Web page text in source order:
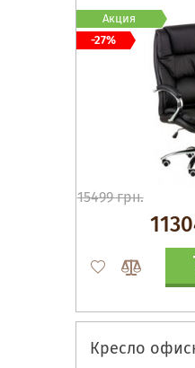
15499 грн.
Акция
-27%
Кресло